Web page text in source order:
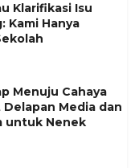
Klarifikasi Isu
Kami Hanya
Menuju Cahaya
Delapan Media dan
untuk Nenek